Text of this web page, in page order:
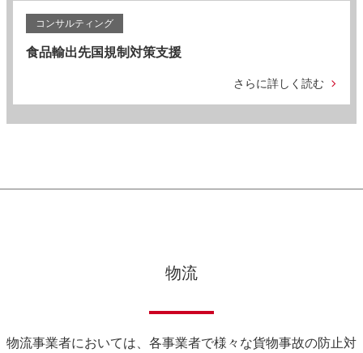
コンサルティング
食品輸出先国規制対策支援
さらに詳しく読む
物流
物流事業者においては、各事業者で様々な貨物事故の防止対